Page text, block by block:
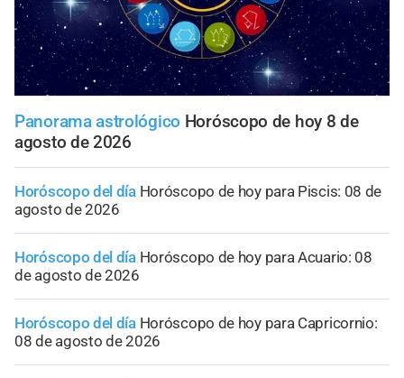
Panorama astrológico Horóscopo de hoy 8 de
agosto de 2026
Horóscopo del día Horóscopo de hoy para Piscis: 08 de
agosto de 2026
Horóscopo del día Horóscopo de hoy para Acuario: 08
de agosto de 2026
Horóscopo del día Horóscopo de hoy para Capricornio:
08 de agosto de 2026